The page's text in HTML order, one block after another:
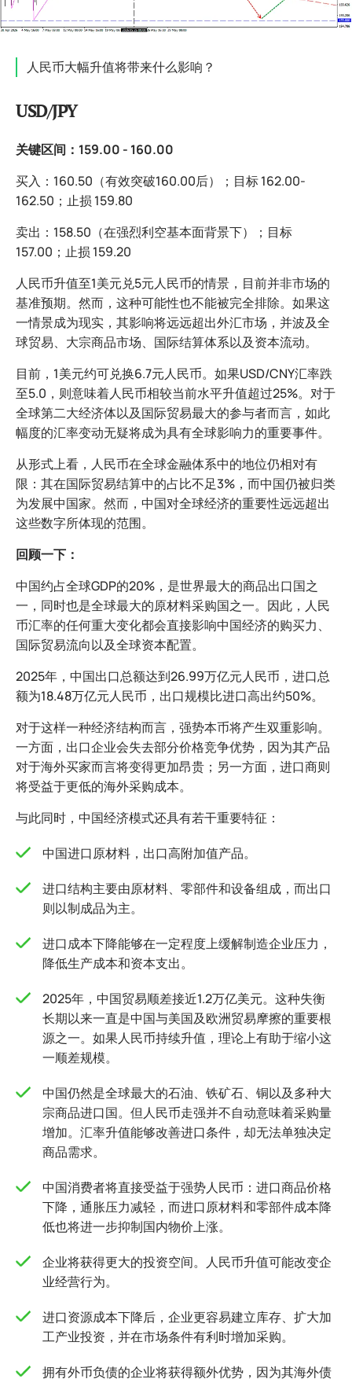
人民币大幅升值将带来什么影响？
USD/JPY
关键区间：159.00 - 160.00
买入：160.50（有效突破160.00后）；目标 162.00-
162.50；止损 159.80
卖出：158.50（在强烈利空基本面背景下）；目标
157.00；止损 159.20
人民币升值至1美元兑5元人民币的情景，目前并非市场的
基准预期。然而，这种可能性也不能被完全排除。如果这
一情景成为现实，其影响将远远超出外汇市场，并波及全
球贸易、大宗商品市场、国际结算体系以及资本流动。
目前，1美元约可兑换6.7元人民币。如果USD/CNY汇率跌
至5.0，则意味着人民币相较当前水平升值超过25%。对于
全球第二大经济体以及国际贸易最大的参与者而言，如此
幅度的汇率变动无疑将成为具有全球影响力的重要事件。
从形式上看，人民币在全球金融体系中的地位仍相对有
限：其在国际贸易结算中的占比不足3%，而中国仍被归类
为发展中国家。然而，中国对全球经济的重要性远远超出
这些数字所体现的范围。
回顾一下：
中国约占全球GDP的20%，是世界最大的商品出口国之
一，同时也是全球最大的原材料采购国之一。因此，人民
币汇率的任何重大变化都会直接影响中国经济的购买力、
国际贸易流向以及全球资本配置。
2025年，中国出口总额达到26.99万亿元人民币，进口总
额为18.48万亿元人民币，出口规模比进口高出约50%。
对于这样一种经济结构而言，强势本币将产生双重影响。
一方面，出口企业会失去部分价格竞争优势，因为其产品
对于海外买家而言将变得更加昂贵；另一方面，进口商则
将受益于更低的海外采购成本。
与此同时，中国经济模式还具有若干重要特征：
中国进口原材料，出口高附加值产品。
进口结构主要由原材料、零部件和设备组成，而出口
则以制成品为主。
进口成本下降能够在一定程度上缓解制造企业压力，
降低生产成本和资本支出。
2025年，中国贸易顺差接近1.2万亿美元。这种失衡
长期以来一直是中国与美国及欧洲贸易摩擦的重要根
源之一。如果人民币持续升值，理论上有助于缩小这
一顺差规模。
中国仍然是全球最大的石油、铁矿石、铜以及多种大
宗商品进口国。但人民币走强并不自动意味着采购量
增加。汇率升值能够改善进口条件，却无法单独决定
商品需求。
中国消费者将直接受益于强势人民币：进口商品价格
下降，通胀压力减轻，而进口原材料和零部件成本降
低也将进一步抑制国内物价上涨。
企业将获得更大的投资空间。人民币升值可能改变企
业经营行为。
进口资源成本下降后，企业更容易建立库存、扩大加
工产业投资，并在市场条件有利时增加采购。
拥有外币负债的企业将获得额外优势，因为其海外债